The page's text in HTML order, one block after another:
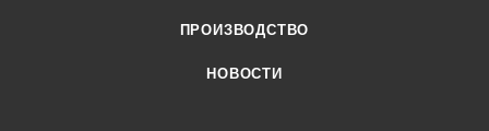
ПРОИЗВОДСТВО
НОВОСТИ